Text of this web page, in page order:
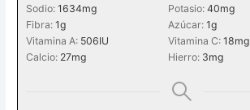
Sodio:1634mg Potasio:40mg
Fibra:1g Azúcar:1g
Vitamina A: 506IU Vitamina C:18mg
Calcio: 27mg Hierro: 3mg